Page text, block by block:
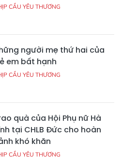
CẦU YÊU THƯƠNG
người mẹ thứ hai của
em bất hạnh
CẦU YÊU THƯƠNG
quà của Hội Phụ nữ Hà
tại CHLB Đức cho hoàn
khó khăn
CẦU YÊU THƯƠNG